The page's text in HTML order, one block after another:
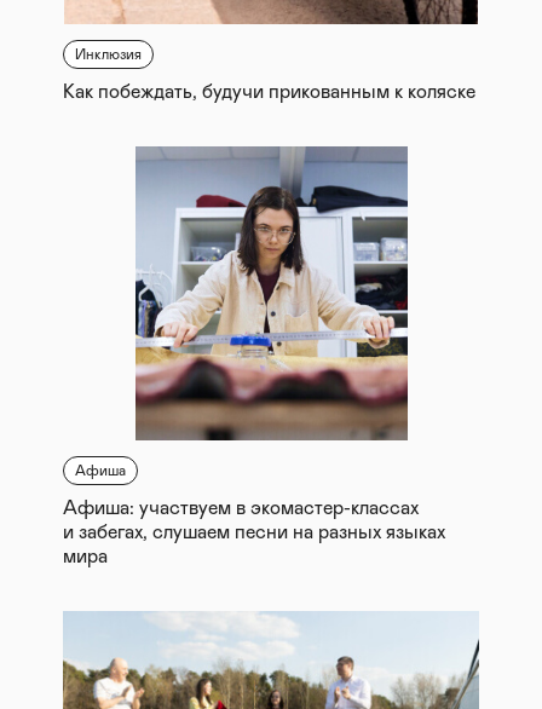
Инклюзия
Как побеждать, будучи прикованным к коляске
Афиша
Афиша: участвуем в экомастер-классах
и забегах, слушаем песни на разных языках
мира